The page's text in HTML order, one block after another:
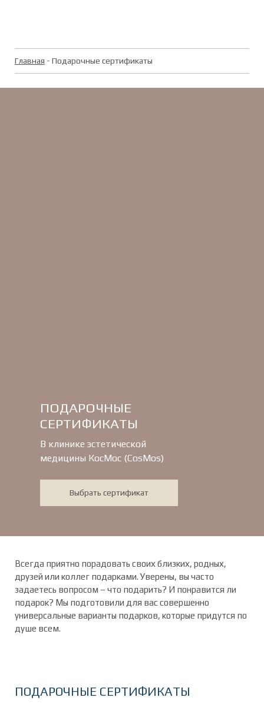
Главная - Подарочные сертификаты
Выбрать сертификат
В клинике эстетической
медицины КосМос (CosMos)
ПОДАРОЧНЫЕ
СЕРТИФИКАТЫ
Всегда приятно порадовать своих близких, родных,
друзей или коллег подарками. Уверены, вы часто
задаетесь вопросом – что подарить? И понравится ли
подарок? Мы подготовили для вас совершенно
универсальные варианты подарков, которые придутся по
душе всем.
ПОДАРОЧНЫЕ СЕРТИФИКАТЫ